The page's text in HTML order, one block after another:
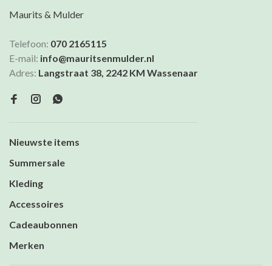
Maurits & Mulder
Telefoon: 070 2165115
E-mail: info@mauritsenmulder.nl
Adres: Langstraat 38, 2242 KM Wassenaar
Nieuwste items
Summersale
Kleding
Accessoires
Cadeaubonnen
Merken